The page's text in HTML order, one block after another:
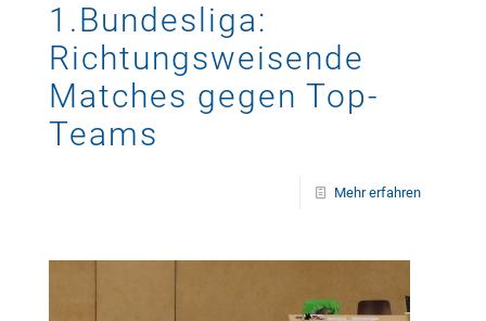
1.Bundesliga:
Richtungsweisende
Matches gegen Top-
Teams
Mehr erfahren